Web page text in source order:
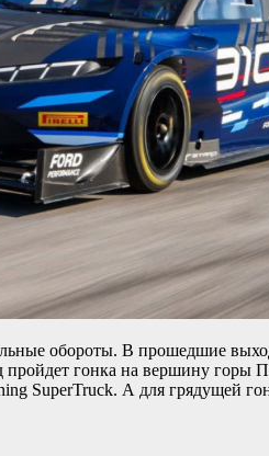
обороты. В прошедшие
гонка на вершину горы
SuperTruck. А для грядущей